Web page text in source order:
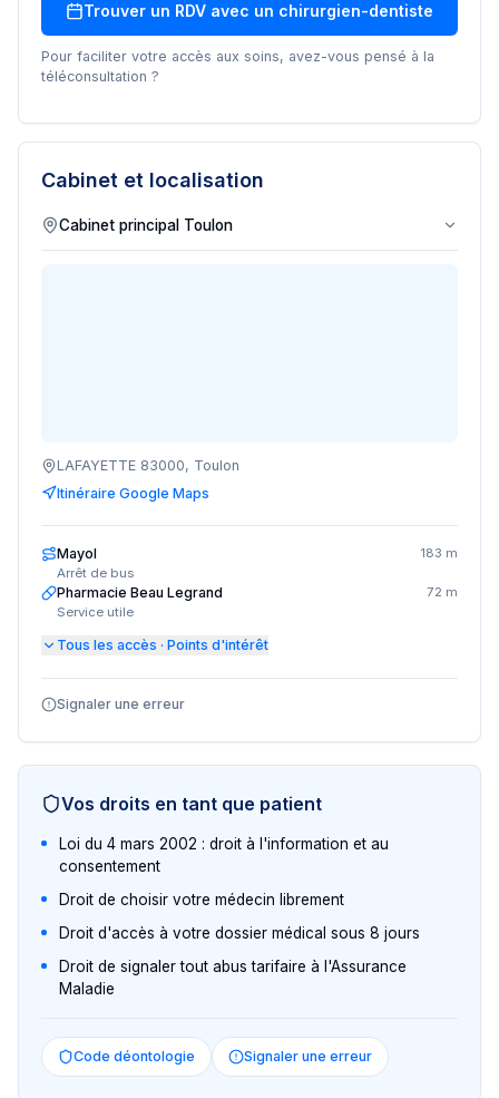
Trouver un RDV avec un chirurgien-dentiste
Pour faciliter votre accès aux soins, avez-vous pensé à la
téléconsultation ?
Cabinet et localisation
LAFAYETTE 83000, Toulon
Itinéraire Google Maps
Mayol
Arrêt de bus
183 m
Pharmacie Beau Legrand
Service utile
72 m
Tous les accès · Points d'intérêt
Signaler une erreur
Vos droits en tant que patient
Loi du 4 mars 2002 : droit à l'information et au
consentement
Droit de choisir votre médecin librement
Droit d'accès à votre dossier médical sous 8 jours
Droit de signaler tout abus tarifaire à l'Assurance
Maladie
Code déontologie Signaler une erreur